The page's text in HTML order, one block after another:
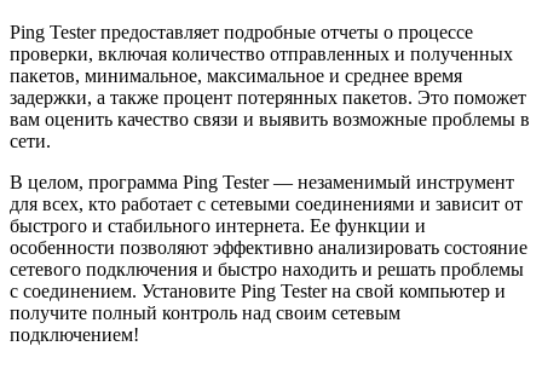
Ping Tester предоставляет подробные отчеты о процессе
проверки, включая количество отправленных и полученных
пакетов, минимальное, максимальное и среднее время
задержки, а также процент потерянных пакетов. Это поможет
вам оценить качество связи и выявить возможные проблемы в
сети.
В целом, программа Ping Tester — незаменимый инструмент
для всех, кто работает с сетевыми соединениями и зависит от
быстрого и стабильного интернета. Ее функции и
особенности позволяют эффективно анализировать состояние
сетевого подключения и быстро находить и решать проблемы
с соединением. Установите Ping Tester на свой компьютер и
получите полный контроль над своим сетевым
подключением!